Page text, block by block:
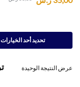
تحديد أحد الخيارات
عرض النتيجة الوحيدة